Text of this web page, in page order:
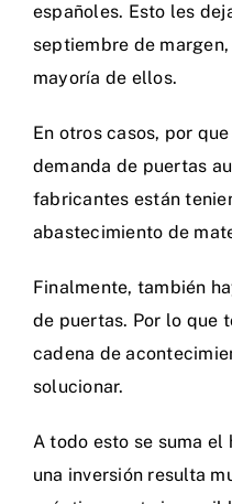
españoles. Esto les
septiembre de
mayoría de ellos.
En otros casos, por
demanda de puertas
fabricantes están
abastecimiento de
Finalmente, también
de puertas. Por lo que
cadena de
solucionar.
A todo esto se suma el
una inversión resulta